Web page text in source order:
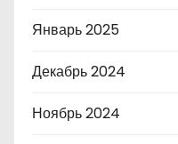
Январь 2025
Декабрь 2024
Ноябрь 2024